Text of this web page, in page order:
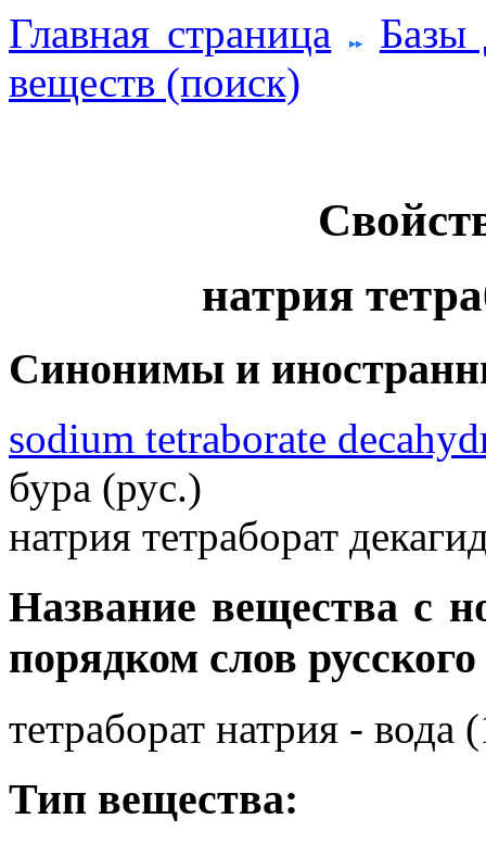
Главная страница
Базы
веществ (поиск)
натрия
Синонимы и
sodium tetraborate
бура (рус.)
натрия тетраборат
Название вещества с
порядком слов
тетраборат натрия - вода
Тип вещества: